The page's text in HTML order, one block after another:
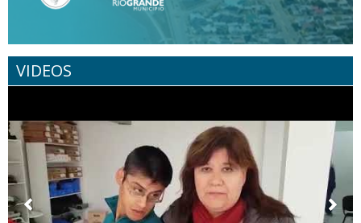
VIDEOS